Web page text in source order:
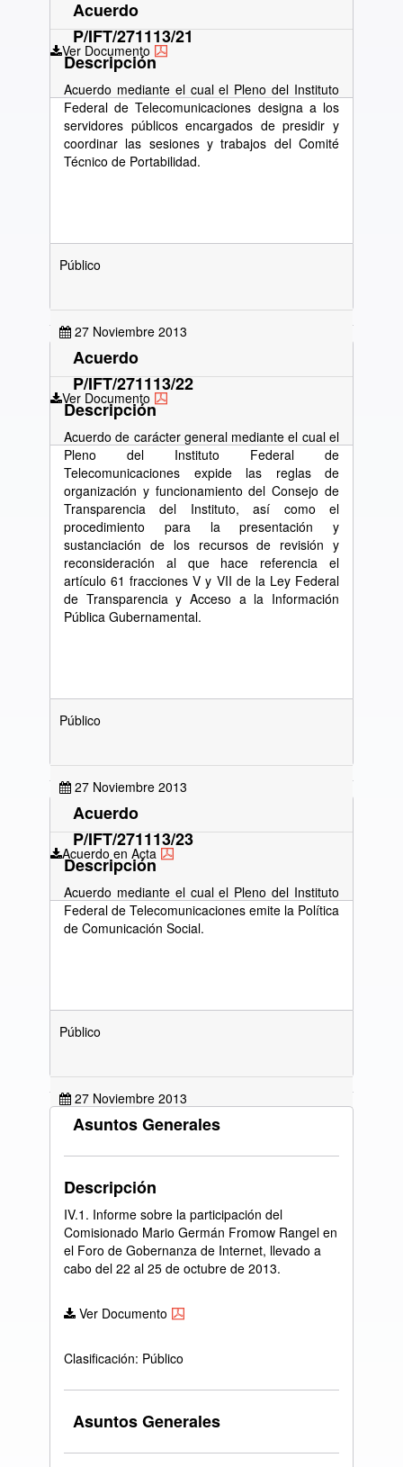
Ver Documento
Acuerdo
P/IFT/271113/21
Descripción
Acuerdo mediante el cual el Pleno del Instituto
Federal de Telecomunicaciones designa a los
servidores públicos encargados de presidir y
coordinar las sesiones y trabajos del Comité
Técnico de Portabilidad.
Público
27 Noviembre 2013
Ver Documento
Acuerdo
P/IFT/271113/22
Descripción
Acuerdo de carácter general mediante el cual el
Pleno del Instituto Federal de
Telecomunicaciones expide las reglas de
organización y funcionamiento del Consejo de
Transparencia del Instituto, así como el
procedimiento para la presentación y
sustanciación de los recursos de revisión y
reconsideración al que hace referencia el
artículo 61 fracciones V y VII de la Ley Federal
de Transparencia y Acceso a la Información
Pública Gubernamental.
Público
27 Noviembre 2013
Acuerdo en Acta
Acuerdo
P/IFT/271113/23
Descripción
Acuerdo mediante el cual el Pleno del Instituto
Federal de Telecomunicaciones emite la Política
de Comunicación Social.
Público
27 Noviembre 2013
Asuntos Generales
Descripción
IV.1. Informe sobre la participación del
Comisionado Mario Germán Fromow Rangel en
el Foro de Gobernanza de Internet, llevado a
cabo del 22 al 25 de octubre de 2013.
Ver Documento
Clasificación: Público
Asuntos Generales